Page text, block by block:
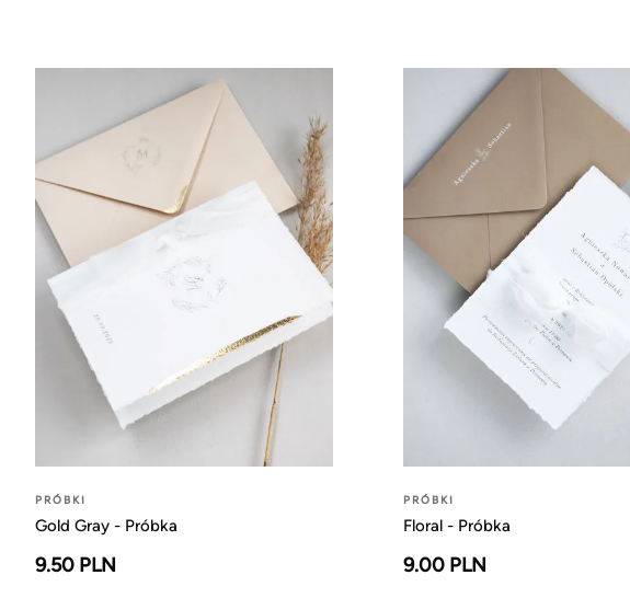
PRÓBKI
Gold Gray - Próbka
9.50 PLN
PRÓBKI
Floral - Próbka
9.00 PLN